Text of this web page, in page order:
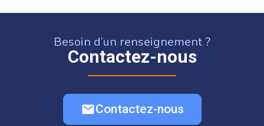
Besoin d’un renseignement ?
Contactez-nous
Contactez-nous